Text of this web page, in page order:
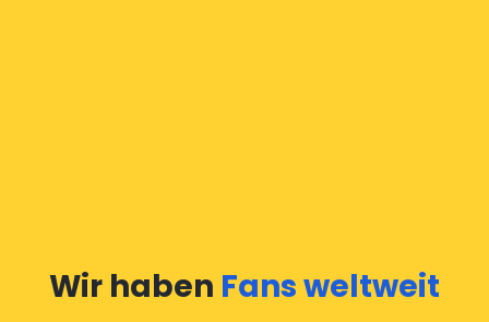
Wir haben Fans weltweit